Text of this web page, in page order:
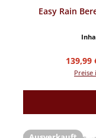
Easy Rain
139,99
Preise